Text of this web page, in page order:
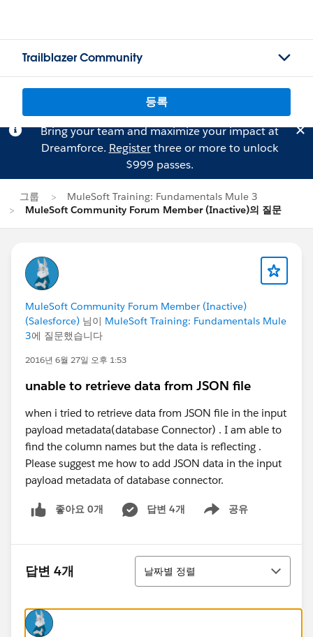
Trailblazer Community
등록
Bring your team and maximize your impact at
Dreamforce. Registerthree or more to unlock
$999 passes.
그룹
MuleSoft Training: Fundamentals Mule 3
MuleSoft Community Forum Member (Inactive)의 질문
MuleSoft Community Forum Member (Inactive)
(Salesforce) 님이 MuleSoft Training: Fundamentals Mule
3에 질문했습니다
2016년 6월 27일 오후 1:53
unable to retrieve data from JSON file
when i tried to retrieve data from JSON file in the input
payload metadata(database Connector) . I am able to
find the column names but the data is reflecting .
Please suggest me how to add JSON data in the input
payload metadata of database connector.
좋아요 0개 답변 4개 공유
Show menu
답변 4개
정렬
날짜별 정렬